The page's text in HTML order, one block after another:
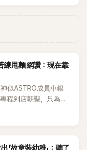
練甩麵 網讚：現在靠
似ASTRO成員車銀
程到店朝聖，只為一
近況再度引發熱議，
「故意裝幼稚」：聽了